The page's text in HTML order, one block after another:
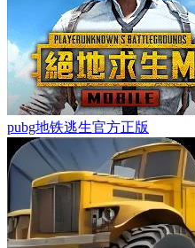
pubg地铁逃生官方正版